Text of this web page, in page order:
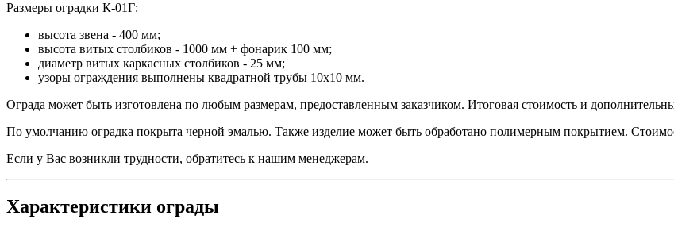
Размеры оградки К-01Г:
высота звена - 400 мм;
высота витых столбиков - 1000 мм + фонарик 100 мм;
диаметр витых каркасных столбиков - 25 мм;
узоры ограждения выполнены квадратной трубы 10х10 мм.
Ограда может быть изготовлена по любым размерам, предоставленным заказчиком. Итоговая стоимость и
По умолчанию оградка покрыта черной эмалью. Также изделие может быть обработано полимерным покрытием.
Если у Вас возникли трудности, обратитесь к нашим менеджерам.
Характеристики ограды